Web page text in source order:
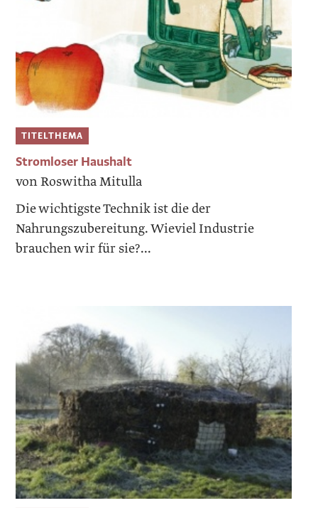
TITELTHEMA
Stromloser Haushalt
von Roswitha Mitulla
Die wichtigste Technik ist die der
Nahrungszubereitung. Wieviel Industrie
brauchen wir für sie?...